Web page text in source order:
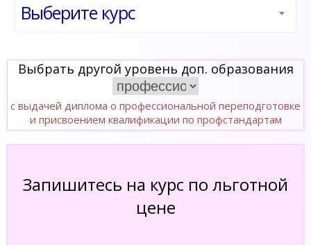
Выберите курс
Выбрать другой уровень доп. образования
с выдачей диплома о профессиональной переподготовке
и присвоением квалификации по профстандартам
Запишитесь на курс по льготной
цене